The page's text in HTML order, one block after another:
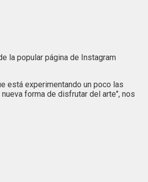
la popular página de Instagram
está experimentando un poco las
forma de disfrutar del arte", nos